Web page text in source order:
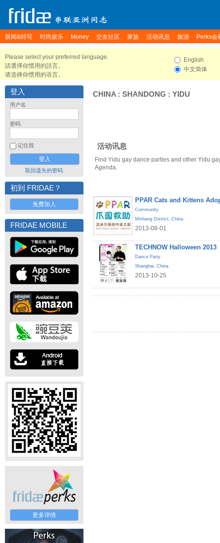
新闻&特写 时尚娱乐 Money 交友社区 家族 活动讯息 旅游 Perks会
Please select your preferred language.
請選擇你慣用的語言。
请选择你惯用的语言。
English
中文简体
登入
用户名
密码
记住我
取回遗失的密码
初到 FRIDAE？
免费加入
FRIDAE MOBILE
更多详情
CHINA : SHANDONG : YIDU
活动讯息
Find Yidu gay dance parties and other Yidu
Agenda.
PPAR Cats and Kittens
Community
Minhang District, China
2013-06-01
TECHNOW Halloween 2013
Dance Party
Shanghai, China
2013-10-25